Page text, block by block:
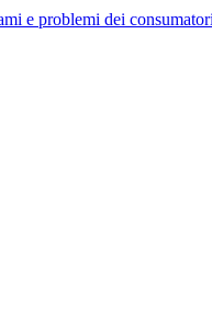
e problemi dei consumatori